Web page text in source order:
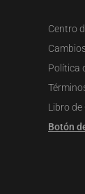
Centro
Política
Libro de
Botón